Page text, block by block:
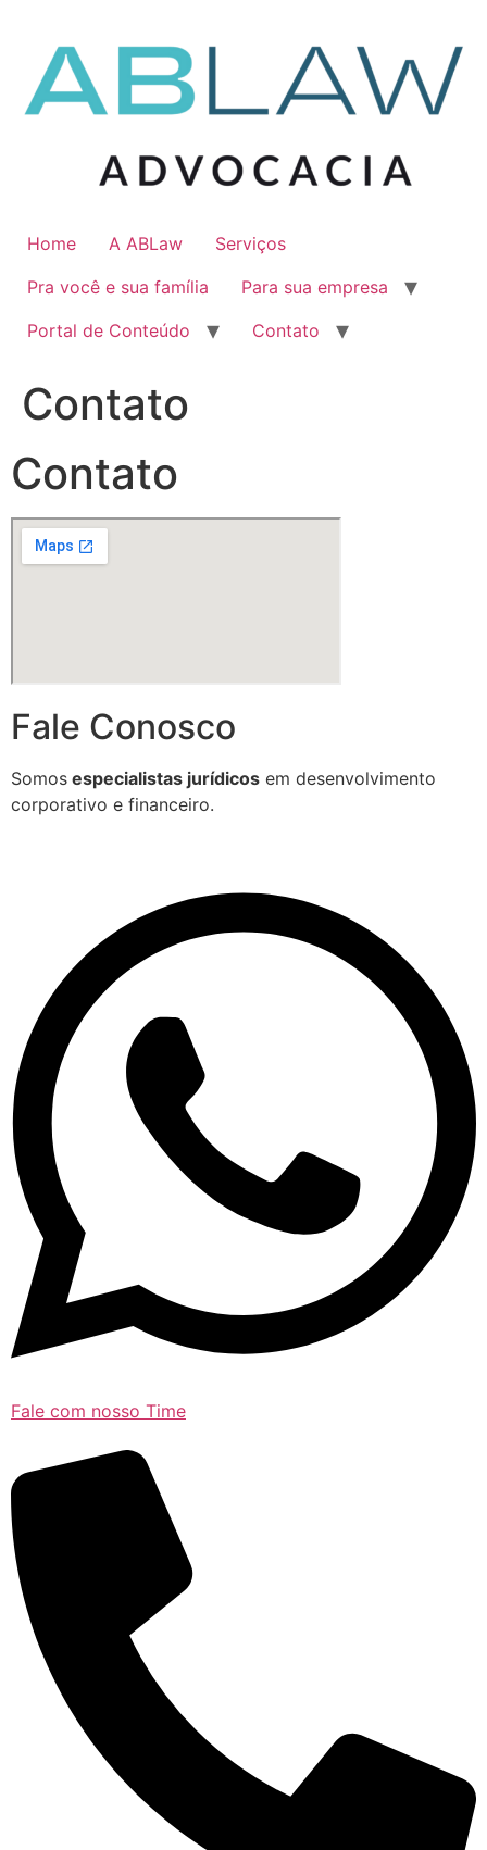
conteúdo
Home A ABLaw
Serviços
Pra você e sua família
Para sua empresa
Portal de Conteúdo
Contato
Contato
Contato
Fale Conosco
Somos especialistas jurídicos em desenvolvimento
corporativo e financeiro.
Fale com nosso Time